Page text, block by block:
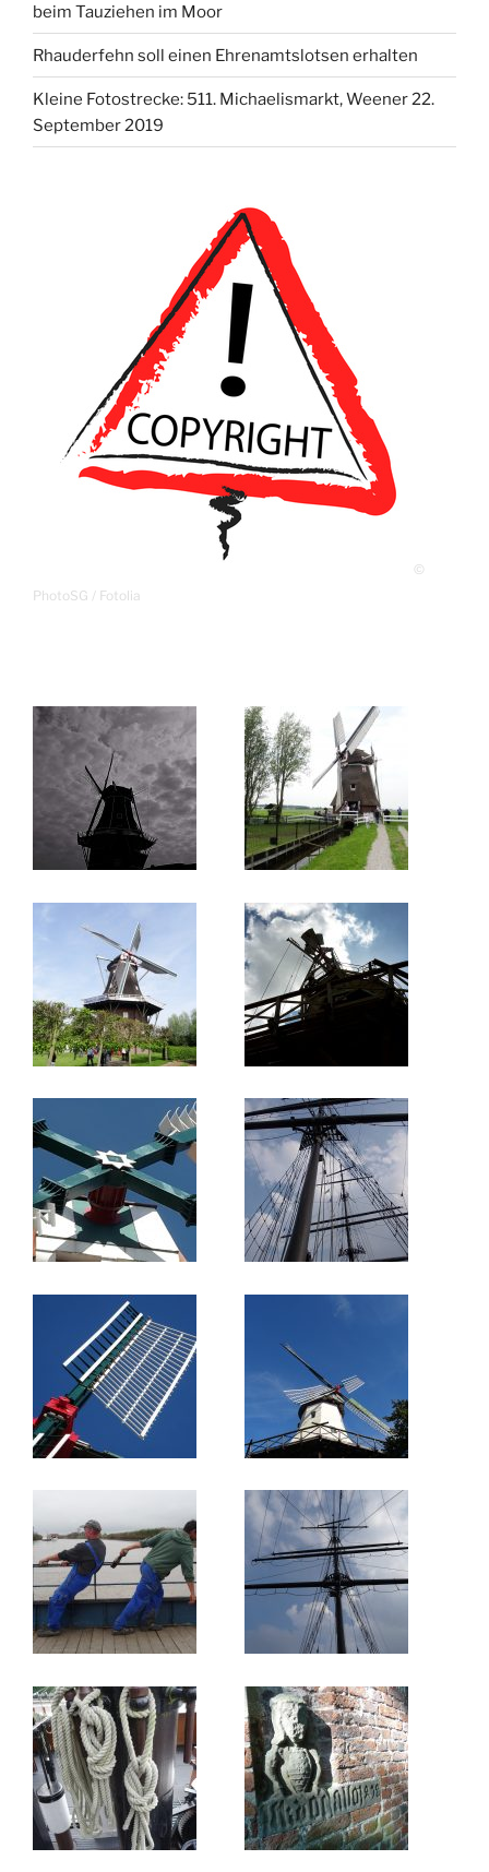
beim Tauziehen im Moor
Rhauderfehn soll einen Ehrenamtslotsen erhalten
Kleine Fotostrecke: 511. Michaelismarkt, Weener 22.
September 2019
©
PhotoSG / Fotolia